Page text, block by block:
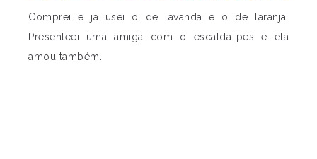
Comprei e já usei o de lavanda e o de laranja.
Presenteei uma amiga com o escalda-pés e ela
amou também.